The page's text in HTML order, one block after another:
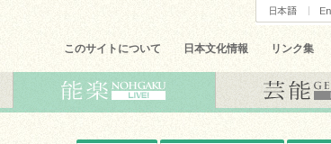
このサイトについて 日本文化情報 リンク集